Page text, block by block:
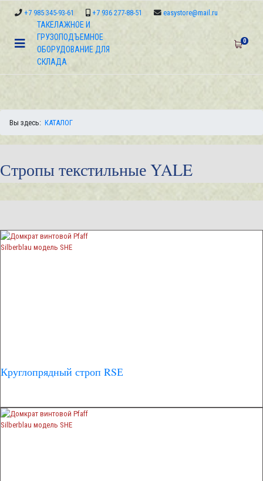
ТАКЕЛАЖНОЕ И
ГРУЗОПОДЪЕМНОЕ
ОБОРУДОВАНИЕ ДЛЯ
СКЛАДА
0
+7 985 345-93-61 +7 936 277-88-51 easystore@mail.ru
Вы здесь: КАТАЛОГ
Стропы текстильные YALE
Круглопрядный строп RSЕ